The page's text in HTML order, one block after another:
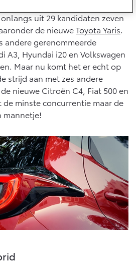
Toyota C-HR
OOK ALS PLUG-IN
HYBRIDE
Vanaf € 36.495,-
RAV4
PLUG-IN HYBRIDE
Vanaf € 49.995,-
uit 29 kandidaten zeven
de nieuweToyota Yaris.
andere gerenommeerde
A3, Hyundai i20 en Volkswagen
Maar nu komt het er echt op
strijd aan met zes andere
nieuwe Citroën C4, Fiat 500 en
de minste concurrentie maar de
mannetje!